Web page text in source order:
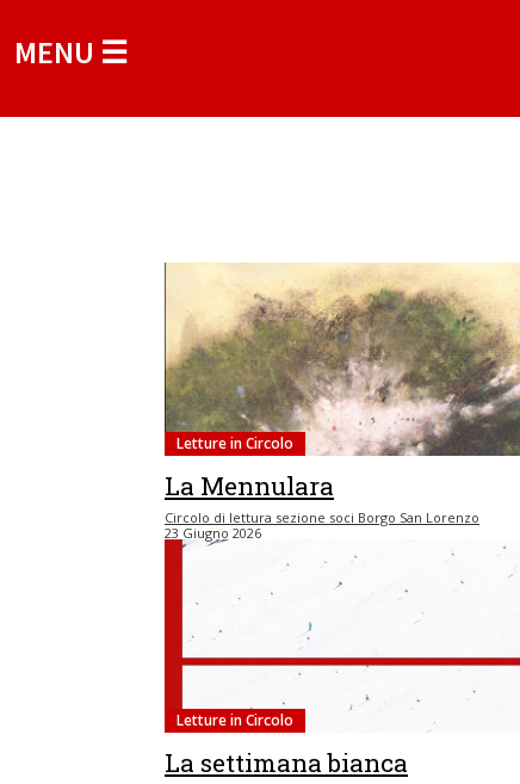
MENU ☰
Letture in Circolo
La Mennulara
Circolo di lettura sezione soci Borgo San Lorenzo
23 Giugno 2026
Letture in Circolo
La settimana bianca